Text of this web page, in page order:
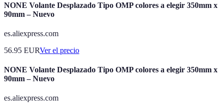
NONE Volante Desplazado Tipo OMP colores a elegir 350mm x
90mm – Nuevo
es.aliexpress.com
56.95 EURVer el precio
NONE Volante Desplazado Tipo OMP colores a elegir 350mm x
90mm – Nuevo
es.aliexpress.com